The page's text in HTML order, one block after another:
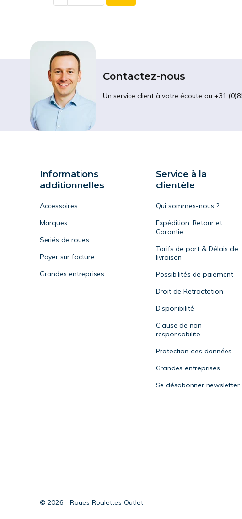
Contactez-nous
Un service client à votre écoute au +31
Informations
additionnelles
Accessoires
Marques
Seriés de roues
Payer sur facture
Grandes entreprises
Service à la
clientèle
Qui sommes-nous ?
Expédition, Retour et
Garantie
Tarifs de port & Délais de
livraison
Possibilités de paiement
Droit de Retractation
Disponibilité
Clause de non-
responsabilite
Protection des données
Grandes entreprises
Se désabonner newsletter
© 2026 - Roues Roulettes Outlet